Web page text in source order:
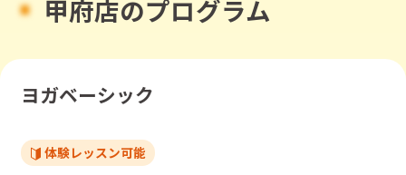
甲府店のプログラム
ヨガベーシック
体験レッスン可能